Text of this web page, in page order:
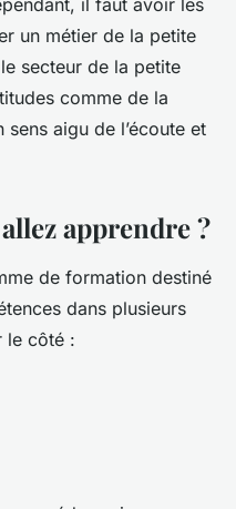
il faut avoir les
un métier de la petite
secteur de la petite
comme de la
aigu de l’écoute et
apprendre ?
de formation destiné
dans plusieurs
le côté :